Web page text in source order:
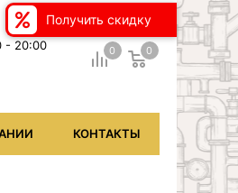
- 20:00
КОНТАКТЫ
0 0
Получить скидку